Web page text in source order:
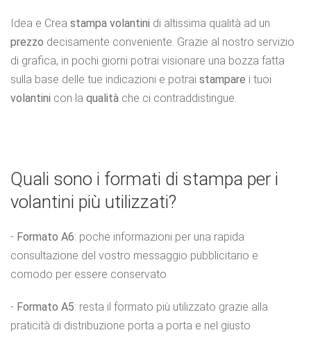
Idea e Crea stampa volantini di altissima qualità ad un
prezzo decisamente conveniente. Grazie al nostro servizio
di grafica, in pochi giorni potrai visionare una bozza fatta
sulla base delle tue indicazioni e potrai stampare i tuoi
volantini con la qualità che ci contraddistingue.
Quali sono i formati di stampa per i
volantini più utilizzati?
- Formato A6: poche informazioni per una rapida
consultazione del vostro messaggio pubblicitario e
comodo per essere conservato
- Formato A5: resta il formato più utilizzato grazie alla
praticità di distribuzione porta a porta e nel giusto